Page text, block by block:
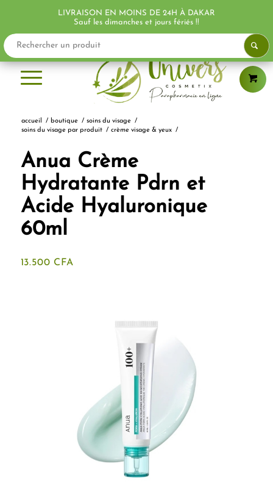
accueil / boutique / soins du visage
/
soins du visage par produit / crème visage & yeux /
Anua Crème
Hydratante Pdrn et
Acide Hyaluronique
60ml
13.500 CFA
LIVRAISON EN MOINS DE 24H À DAKAR
Sauf les dimanches et jours fériés !!